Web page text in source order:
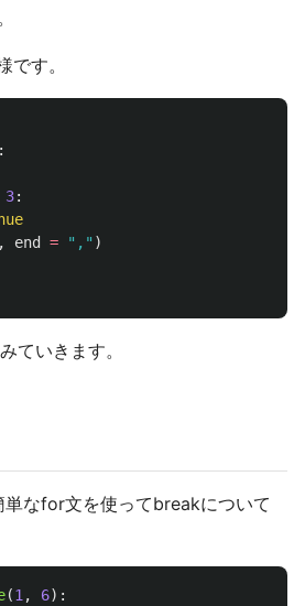
す。
:
3:
, end = " , " )
ていきます。
単なfor文を使ってbreakについて
(1 , 6):